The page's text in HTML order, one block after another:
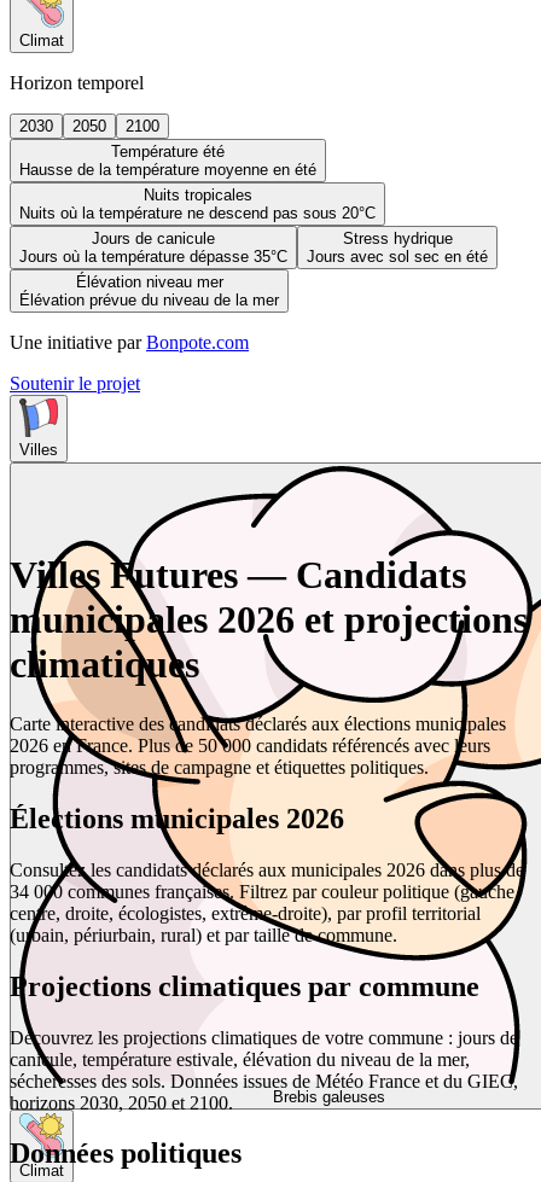
Climat
Horizon temporel
2030 2050
2100
Température été
Hausse de la température moyenne en été
Nuits tropicales
Nuits où la température ne descend pas sous 20°C
Jours de canicule
Jours où la température dépasse 35°C
Stress hydrique
Jours avec sol sec en été
Élévation niveau mer
Élévation prévue du niveau de la mer
Une initiative par Bonpote.com
Soutenir le projet
Villes
Brebis galeuses
Climat
Villes Futures — Candidats
municipales 2026 et projections
climatiques
Carte interactive des candidats déclarés aux élections municipales
2026 en France. Plus de 50 000 candidats référencés avec leurs
programmes, sites de campagne et étiquettes politiques.
Élections municipales 2026
Consultez les candidats déclarés aux municipales 2026 dans plus de
34 000 communes françaises. Filtrez par couleur politique (gauche,
centre, droite, écologistes, extrême-droite), par profil territorial
(urbain, périurbain, rural) et par taille de commune.
Projections climatiques par commune
Découvrez les projections climatiques de votre commune : jours de
canicule, température estivale, élévation du niveau de la mer,
sécheresses des sols. Données issues de Météo France et du GIEC,
horizons 2030, 2050 et 2100.
Données politiques